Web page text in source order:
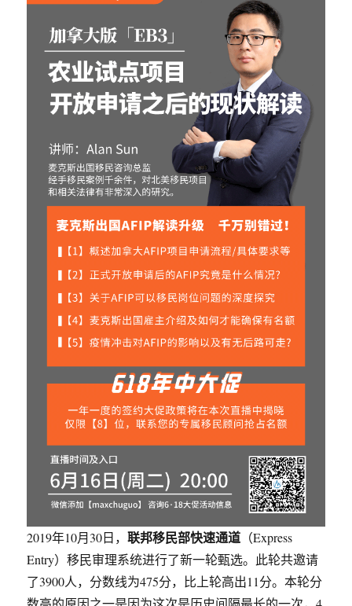
2019年10月30日，联邦移民部快速通道 （Express
Entry）移民审理系统进行了新一轮甄选。此轮共邀请
了3900人，分数线为475分，比上轮高出11分。本轮分